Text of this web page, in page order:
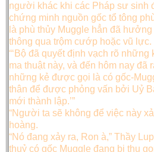
người khác khi các Pháp sư sinh
chứng minh nguồn gốc tổ tông
là phù thủy Muggle hẳn đã
thông qua trộm cướp hoặc vũ lực.
“‘Bộ đã quyết định vạch rõ
ma thuật này, và đến hôm nay đã
những kẻ được gọi là có gốc-
thân để được phỏng vấn bởi Uỷ
mới thành lập.’”
“Người ta sẽ không để việc này
hoàng.
“Nó đang xảy ra, Ron à,” Thầy
thuỷ có gốc Muggle đang bị thu